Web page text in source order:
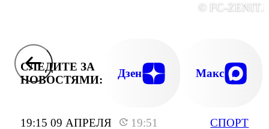
19:15 09 АПРЕЛЯ
19:51
СПОРТ
© FC-
СЛЕДИТЕ ЗА
НОВОСТЯМИ:
Дзен Макс